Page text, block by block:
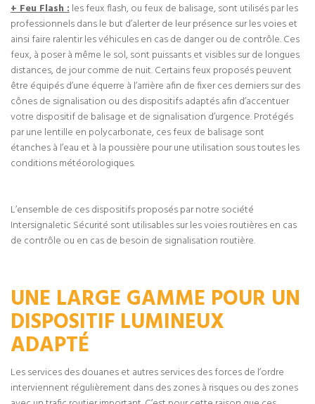
+ Feu Flash :les feux flash, ou feux de balisage, sont utilisés par les
professionnels dans le but d’alerter de leur présence sur les voies et
ainsi faire ralentir les véhicules en cas de danger ou de contrôle. Ces
feux, à poser à même le sol, sont puissants et visibles sur de longues
distances, de jour comme de nuit. Certains feux proposés peuvent
être équipés d’une équerre à l’arrière afin de fixer ces derniers sur des
cônes de signalisation ou des dispositifs adaptés afin d’accentuer
votre dispositif de balisage et de signalisation d’urgence. Protégés
par une lentille en polycarbonate, ces feux de balisage sont
étanches à l’eau et à la poussière pour une utilisation sous toutes les
conditions météorologiques.
L’ensemble de ces dispositifs proposés par notre société
Intersignaletic Sécurité sont utilisables sur les voies routières en cas
de contrôle ou en cas de besoin de signalisation routière.
UNE LARGE GAMME POUR UN
DISPOSITIF LUMINEUX
ADAPTÉ
Les services des douanes et autres services des forces de l’ordre
interviennent régulièrement dans des zones à risques ou des zones